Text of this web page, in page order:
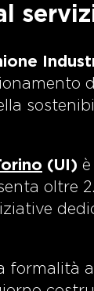
(UI)
oltre
formalità